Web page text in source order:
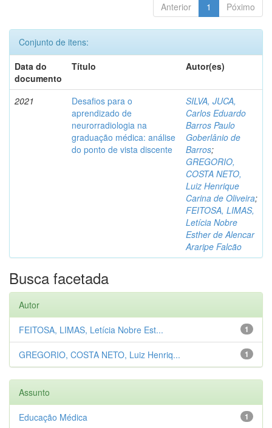
Anterior 1 Póximo
Conjunto de itens:
Data do
documento
Título Autor(es)
2021
Desafios para o
aprendizado de
neurorradiologia na
graduação médica: análise
do ponto de vista discente
SILVA, JUCA,
Carlos Eduardo
Barros Paulo
Goberlânio de
Barros;
GREGORIO,
COSTA NETO,
Luiz Henrique
Carina de Oliveira;
FEITOSA, LIMAS,
Letícia Nobre
Esther de Alencar
Araripe Falcão
Busca facetada
Autor
1
FEITOSA, LIMAS, Letícia Nobre Est...
1
GREGORIO, COSTA NETO, Luiz Henriq...
Assunto
1
Educação Médica